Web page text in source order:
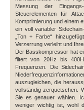
Messung der
Steuerelementen für
Komprimierung und einem
ein voll variabler
„Ton + Farbe“
Verzerrung verleiht und
Der Basskompressor hat
filtert von 20Hz bis
Frequenzen. Die
auszugleichen, die
vollständig zerquetschen.
Sie es genauer wählen.
weniger wichtig ist, wohl